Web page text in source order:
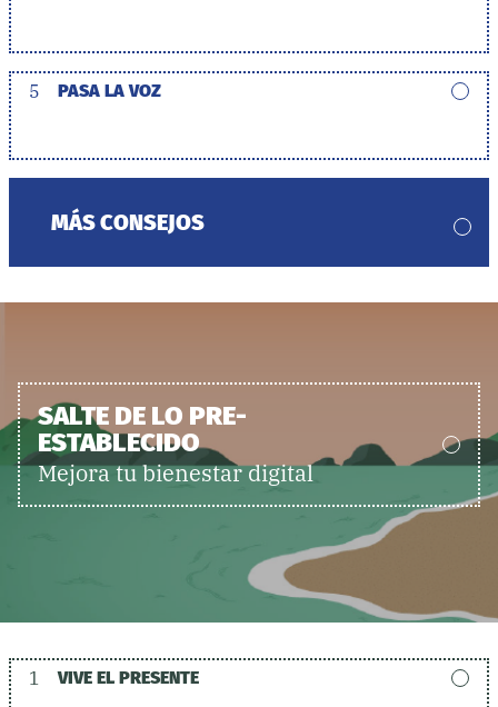
5 PASA LA VOZ
MÁS CONSEJOS
SALTE DE LO PRE-
ESTABLECIDO
Mejora tu bienestar digital
1 VIVE EL PRESENTE